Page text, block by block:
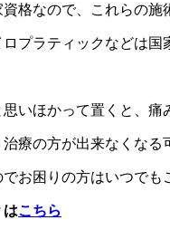
格なので、これらの
プラティックなどは
いほかって置くと、
療の方が出来なくな
お困りの方はいつでも
はこちら